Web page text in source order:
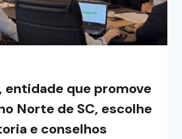
entidade que promove
Norte de SC, escolhe
e conselhos